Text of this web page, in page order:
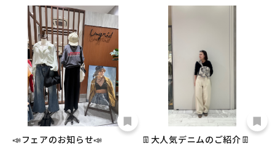
📣フェアのお知らせ📣 👖大人気デニムのご紹介👖